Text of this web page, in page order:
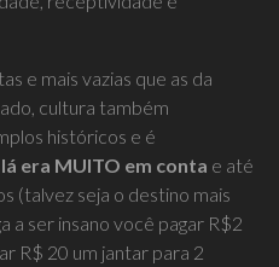
e mais vazias que as da
cultura também
históricos e é
era MUITO em conta e até
(talvez seja o destino mais
a ser insano você pagar R$2
R$ 20 um jantar para 2